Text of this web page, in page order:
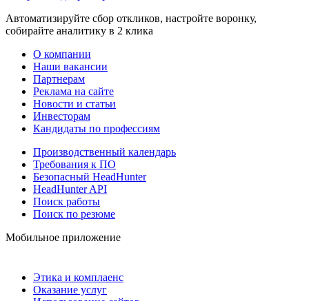
Автоматизируйте сбор откликов, настройте воронку,
собирайте аналитику в 2 клика
О компании
Наши вакансии
Партнерам
Реклама на сайте
Новости и статьи
Инвесторам
Кандидаты по профессиям
Производственный календарь
Требования к ПО
Безопасный HeadHunter
HeadHunter API
Поиск работы
Поиск по резюме
Мобильное приложение
Этика и комплаенс
Оказание услуг